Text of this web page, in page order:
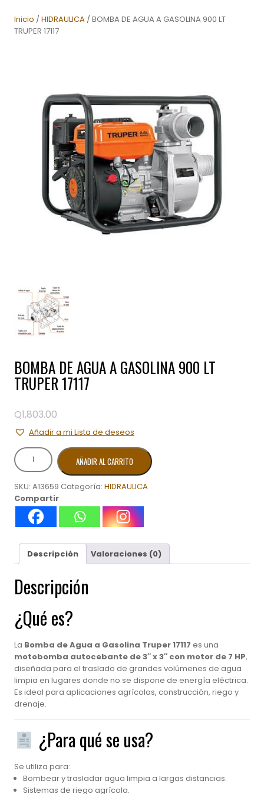
Inicio /HIDRAULICA / BOMBA DE AGUA A GASOLINA 900 LT
TRUPER 17117
BOMBA DE AGUA A GASOLINA 900 LT
TRUPER 17117
Q1,803.00
Añadir a mi Lista de deseos
BOMBA
DE
A
GASOLINA
17117
cantidad
AÑADIR AL CARRITO
SKU: A13659 Categoría: HIDRAULICA
Compartir
Descripción Valoraciones (0)
Descripción
¿Qué es?
La Bomba de Agua a Gasolina Truper 17117 es una
motobomba autocebante de 3″ x 3″ con motor de 7 HP,
diseñada para el traslado de grandes volúmenes de agua
limpia en lugares donde no se dispone de energía eléctrica.
Es ideal para aplicaciones agrícolas, construcción, riego y
drenaje.
¿Para qué se usa?
Se utiliza para:
Bombear y trasladar agua limpia a largas distancias.
Sistemas de riego agrícola.